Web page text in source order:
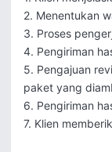
2. Menentukan
3. Proses
4. Pengiriman
5. Pengajuan
paket yang
6. Pengiriman
7. Klien